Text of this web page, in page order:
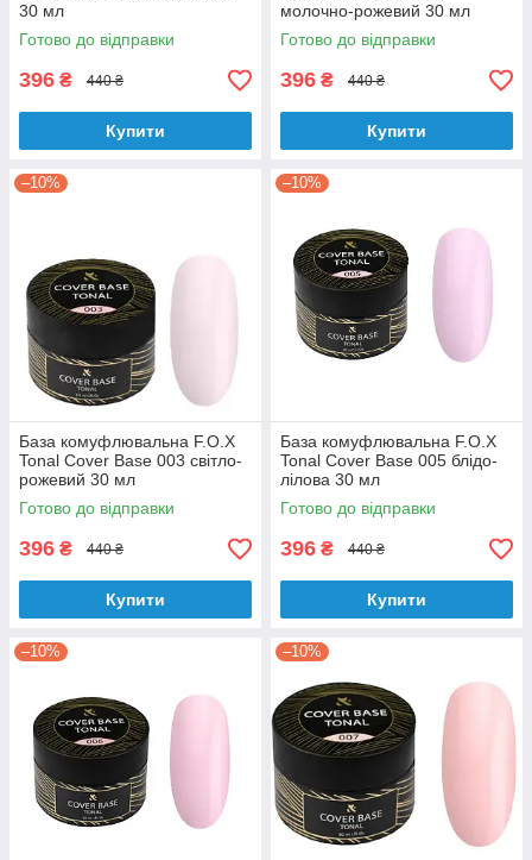
30 мл
Готово до відправки
396 ₴ 440 ₴
Купити
молочно-рожевий 30 мл
Готово до відправки
396 ₴ 440 ₴
Купити
–10%
База комуфлювальна F.O.X
Tonal Cover Base 003 світло-
рожевий 30 мл
Готово до відправки
396 ₴ 440 ₴
Купити
–10%
База комуфлювальна F.O.X
Tonal Cover Base 005 блідо-
лілова 30 мл
Готово до відправки
396 ₴ 440 ₴
Купити
–10% –10%